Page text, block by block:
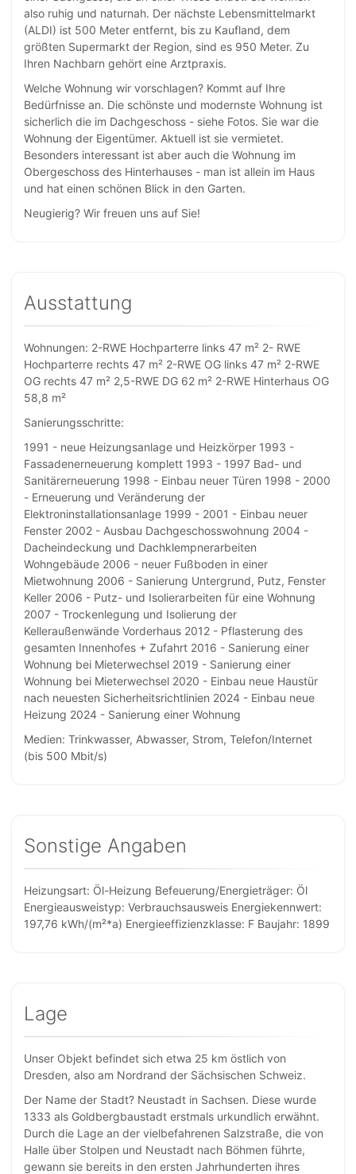
also ruhig und naturnah. Der nächste Lebensmittelmarkt
(ALDI) ist 500 Meter entfernt, bis zu Kaufland, dem
größten Supermarkt der Region, sind es 950 Meter. Zu
Ihren Nachbarn gehört eine Arztpraxis.
Welche Wohnung wir vorschlagen? Kommt auf Ihre
Bedürfnisse an. Die schönste und modernste Wohnung ist
sicherlich die im Dachgeschoss - siehe Fotos. Sie war die
Wohnung der Eigentümer. Aktuell ist sie vermietet.
Besonders interessant ist aber auch die Wohnung im
Obergeschoss des Hinterhauses - man ist allein im Haus
und hat einen schönen Blick in den Garten.
Neugierig? Wir freuen uns auf Sie!
Ausstattung
Wohnungen: 2-RWE Hochparterre links 47 m² 2- RWE
Hochparterre rechts 47 m² 2-RWE OG links 47 m² 2-RWE
OG rechts 47 m² 2,5-RWE DG 62 m² 2-RWE Hinterhaus OG
58,8 m²
Sanierungsschritte:
1991 - neue Heizungsanlage und Heizkörper 1993 -
Fassadenerneuerung komplett 1993 - 1997 Bad- und
Sanitärerneuerung 1998 - Einbau neuer Türen 1998 - 2000
- Erneuerung und Veränderung der
Elektroninstallationsanlage 1999 - 2001 - Einbau neuer
Fenster 2002 - Ausbau Dachgeschosswohnung 2004 -
Dacheindeckung und Dachklempnerarbeiten
Wohngebäude 2006 - neuer Fußboden in einer
Mietwohnung 2006 - Sanierung Untergrund, Putz, Fenster
Keller 2006 - Putz- und Isolierarbeiten für eine Wohnung
2007 - Trockenlegung und Isolierung der
Kelleraußenwände Vorderhaus 2012 - Pflasterung des
gesamten Innenhofes + Zufahrt 2016 - Sanierung einer
Wohnung bei Mieterwechsel 2019 - Sanierung einer
Wohnung bei Mieterwechsel 2020 - Einbau neue Haustür
nach neuesten Sicherheitsrichtlinien 2024 - Einbau neue
Heizung 2024 - Sanierung einer Wohnung
Medien: Trinkwasser, Abwasser, Strom, Telefon/Internet
(bis 500 Mbit/s)
Sonstige Angaben
Heizungsart: Öl-Heizung Befeuerung/Energieträger: Öl
Energieausweistyp: Verbrauchsausweis Energiekennwert:
197,76 kWh/(m²*a) Energieeffizienzklasse: F Baujahr: 1899
Lage
Unser Objekt befindet sich etwa 25 km östlich von
Dresden, also am Nordrand der Sächsischen Schweiz.
Der Name der Stadt? Neustadt in Sachsen. Diese wurde
1333 als Goldbergbaustadt erstmals urkundlich erwähnt.
Durch die Lage an der vielbefahrenen Salzstraße, die von
Halle über Stolpen und Neustadt nach Böhmen führte,
gewann sie bereits in den ersten Jahrhunderten ihres